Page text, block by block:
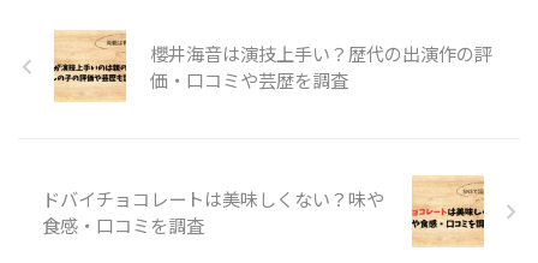
櫻井海音は演技上手い？歴代の出演作の評
価・口コミや芸歴を調査
ドバイチョコレートは美味しくない？味や
食感・口コミを調査